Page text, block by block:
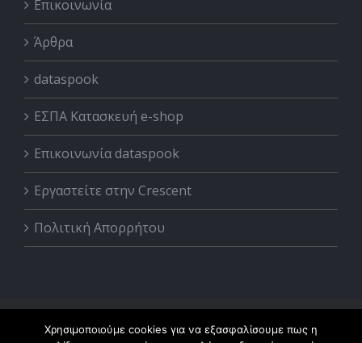
Επικοινωνία
Άρθρα
dataspook
ΕΣΠΑ Κατασκευή e-shop
Επικοινωνία dataspook
Εργαστείτε στην Crescent
Πολιτική Απορρήτου
© Copyright 2017 -2026 | Increscent LTD | All Rights
Χρησιμοποιούμε cookies για να εξασφαλίσουμε πως η